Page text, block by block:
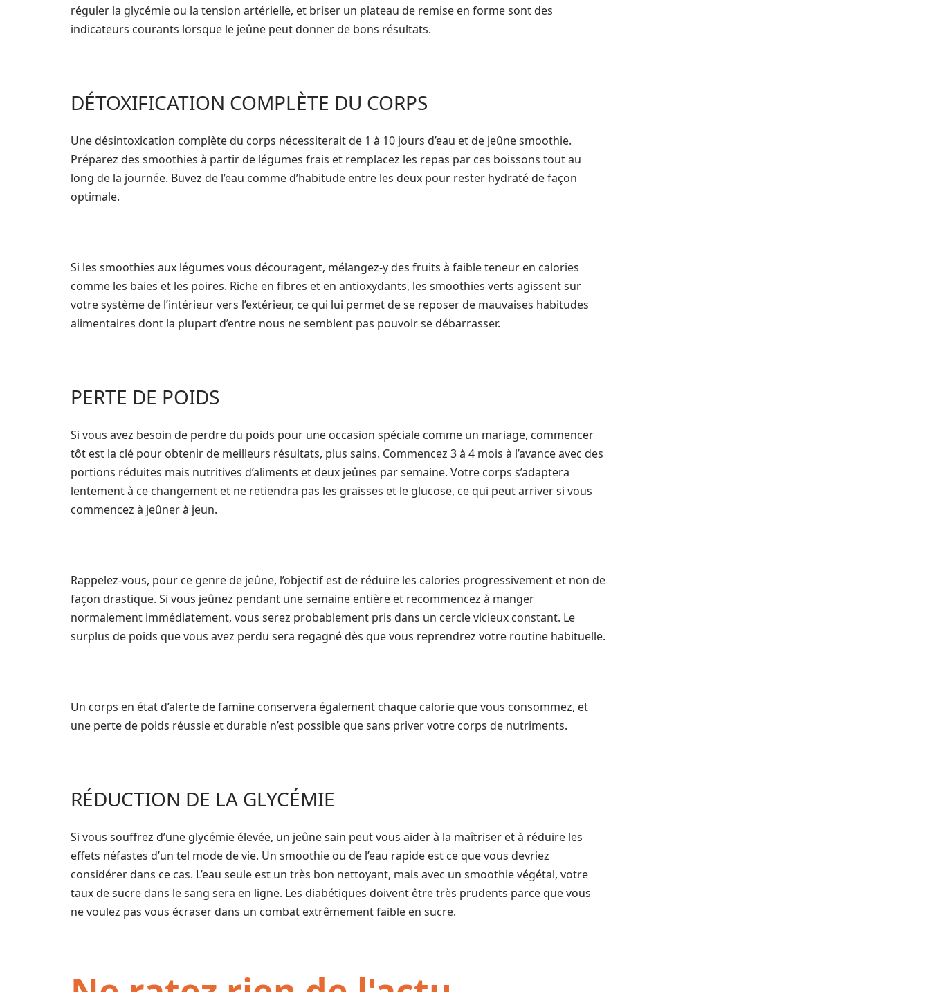
réguler la glycémie ou la tension artérielle, et briser un plateau de remise en forme sont des
indicateurs courants lorsque le jeûne peut donner de bons résultats.
DÉTOXIFICATION COMPLÈTE DU CORPS
Une désintoxication complète du corps nécessiterait de 1 à 10 jours d’eau et de jeûne smoothie.
Préparez des smoothies à partir de légumes frais et remplacez les repas par ces boissons tout au
long de la journée. Buvez de l’eau comme d’habitude entre les deux pour rester hydraté de façon
optimale.
Si les smoothies aux légumes vous découragent, mélangez-y des fruits à faible teneur en calories
comme les baies et les poires. Riche en fibres et en antioxydants, les smoothies verts agissent sur
votre système de l’intérieur vers l’extérieur, ce qui lui permet de se reposer de mauvaises habitudes
alimentaires dont la plupart d’entre nous ne semblent pas pouvoir se débarrasser.
PERTE DE POIDS
Si vous avez besoin de perdre du poids pour une occasion spéciale comme un mariage, commencer
tôt est la clé pour obtenir de meilleurs résultats, plus sains. Commencez 3 à 4 mois à l’avance avec des
portions réduites mais nutritives d’aliments et deux jeûnes par semaine. Votre corps s’adaptera
lentement à ce changement et ne retiendra pas les graisses et le glucose, ce qui peut arriver si vous
commencez à jeûner à jeun.
Rappelez-vous, pour ce genre de jeûne, l’objectif est de réduire les calories progressivement et non de
façon drastique. Si vous jeûnez pendant une semaine entière et recommencez à manger
normalement immédiatement, vous serez probablement pris dans un cercle vicieux constant. Le
surplus de poids que vous avez perdu sera regagné dès que vous reprendrez votre routine habituelle.
Un corps en état d’alerte de famine conservera également chaque calorie que vous consommez, et
une perte de poids réussie et durable n’est possible que sans priver votre corps de nutriments.
RÉDUCTION DE LA GLYCÉMIE
Si vous souffrez d’une glycémie élevée, un jeûne sain peut vous aider à la maîtriser et à réduire les
effets néfastes d’un tel mode de vie. Un smoothie ou de l’eau rapide est ce que vous devriez
considérer dans ce cas. L’eau seule est un très bon nettoyant, mais avec un smoothie végétal, votre
taux de sucre dans le sang sera en ligne. Les diabétiques doivent être très prudents parce que vous
ne voulez pas vous écraser dans un combat extrêmement faible en sucre.